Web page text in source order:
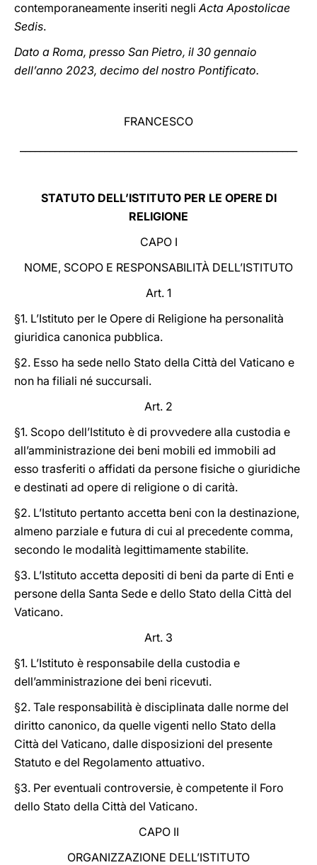
contemporaneamente inseriti negliActa Apostolicae
Sedis.
Dato a Roma, presso San Pietro, il 30 gennaio
dell’anno 2023, decimo del nostro Pontificato.
FRANCESCO
STATUTO DELL’ISTITUTO PER LE OPERE DI
RELIGIONE
CAPO I
NOME, SCOPO E RESPONSABILITÀ DELL’ISTITUTO
Art. 1
§1. L’Istituto per le Opere di Religione ha personalità
giuridica canonica pubblica.
§2. Esso ha sede nello Stato della Città del Vaticano e
non ha filiali né succursali.
Art. 2
§1. Scopo dell’Istituto è di provvedere alla custodia e
all’amministrazione dei beni mobili ed immobili ad
esso trasferiti o affidati da persone fisiche o giuridiche
e destinati ad opere di religione o di carità.
§2. L’Istituto pertanto accetta beni con la destinazione,
almeno parziale e futura di cui al precedente comma,
secondo le modalità legittimamente stabilite.
§3. L’Istituto accetta depositi di beni da parte di Enti e
persone della Santa Sede e dello Stato della Città del
Vaticano.
Art. 3
§1. L’Istituto è responsabile della custodia e
dell’amministrazione dei beni ricevuti.
§2. Tale responsabilità è disciplinata dalle norme del
diritto canonico, da quelle vigenti nello Stato della
Città del Vaticano, dalle disposizioni del presente
Statuto e del Regolamento attuativo.
§3. Per eventuali controversie, è competente il Foro
dello Stato della Città del Vaticano.
CAPO II
ORGANIZZAZIONE DELL’ISTITUTO